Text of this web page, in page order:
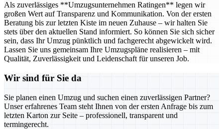
Als zuverlässiges **Umzugsunternehmen Ratingen** legen wir
großen Wert auf Transparenz und Kommunikation. Von der ersten
Beratung bis zur letzten Kiste im neuen Zuhause – wir halten Sie
stets über den aktuellen Stand informiert. So können Sie sich sicher
sein, dass Ihr Umzug pünktlich und fachgerecht abgewickelt wird.
Lassen Sie uns gemeinsam Ihre Umzugspläne realisieren – mit
Qualität, Zuverlässigkeit und Leidenschaft für unseren Job.
Wir sind für Sie da
Sie planen einen Umzug und suchen einen zuverlässigen Partner?
Unser erfahrenes Team steht Ihnen von der ersten Anfrage bis zum
letzten Karton zur Seite – professionell, transparent und
termingerecht.